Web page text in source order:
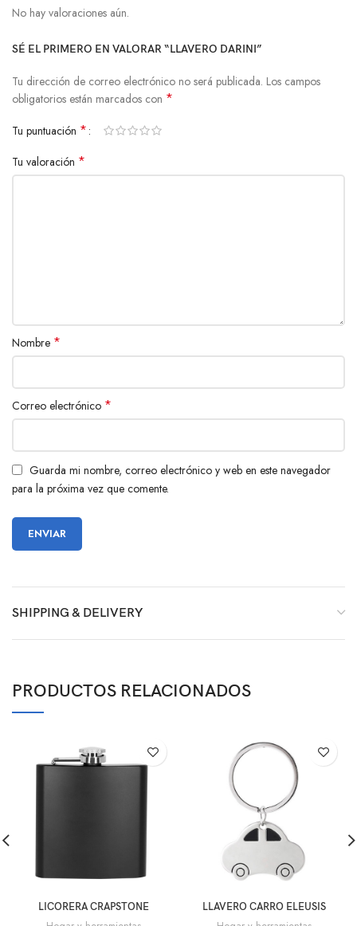
No hay valoraciones aún.
SÉ EL PRIMERO EN VALORAR “LLAVERO DARINI”
Tu dirección de correo electrónico no será publicada. Los campos
obligatorios están marcados con *
Tu puntuación *
Tu valoración *
Nombre *
Correo electrónico *
Guarda mi nombre, correo electrónico y web en este navegador
para la próxima vez que comente.
SHIPPING & DELIVERY
PRODUCTOS RELACIONADOS
LICORERA CRAPSTONE LLAVERO CARRO ELEUSIS